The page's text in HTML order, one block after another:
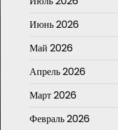
Июнь 2026
Май 2026
Апрель 2026
Март 2026
Февраль 2026